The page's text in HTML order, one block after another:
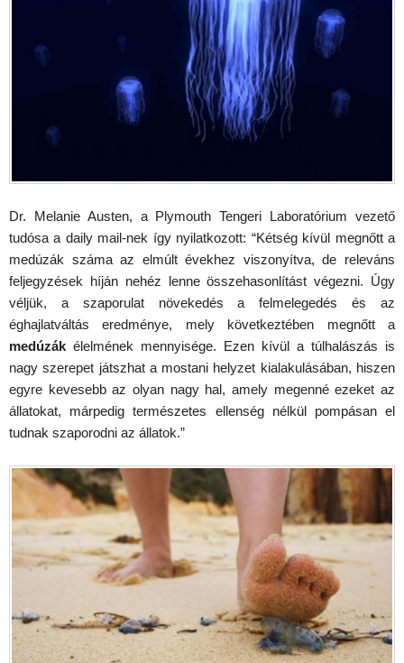
Dr. Melanie Austen, a Plymouth Tengeri Laboratórium vezető
tudósa a daily mail-nek így nyilatkozott: “Kétség kívül megnőtt a
medúzák száma az elmúlt évekhez viszonyítva, de releváns
feljegyzések híján nehéz lenne összehasonlítást végezni. Úgy
véljük, a szaporulat növekedés a felmelegedés és az
éghajlatváltás eredménye, mely következtében megnőtt a
medúzák élelmének mennyisége. Ezen kívül a túlhalászás is
nagy szerepet játszhat a mostani helyzet kialakulásában, hiszen
egyre kevesebb az olyan nagy hal, amely megenné ezeket az
állatokat, márpedig természetes ellenség nélkül pompásan el
tudnak szaporodni az állatok.”